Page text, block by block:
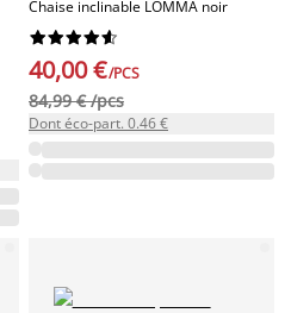
Chaise inclinable LOMMA noir






40,00 €/PCS
84,99 € /pcs
Dont éco-part. 0.46 €